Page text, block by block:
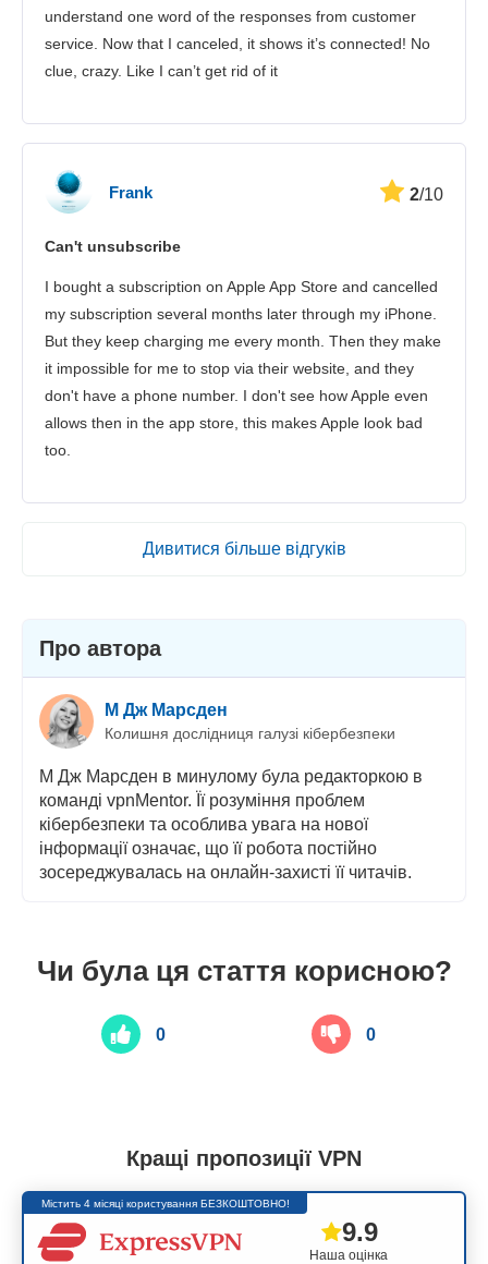
understand one word of the responses from customer
service. Now that I canceled, it shows it’s connected! No
clue, crazy. Like I can’t get rid of it
Frank 2/10
Can't unsubscribe
I bought a subscription on Apple App Store and cancelled
my subscription several months later through my iPhone.
But they keep charging me every month. Then they make
it impossible for me to stop via their website, and they
don't have a phone number. I don't see how Apple even
allows then in the app store, this makes Apple look bad
too.
Дивитися більше відгуків
Про автора
М Дж Марсден
Колишня дослідниця галузі кібербезпеки
М Дж Марсден в минулому була редакторкою в
команді vpnMentor. Її розуміння проблем
кібербезпеки та особлива увага на нової
інформації означає, що її робота постійно
зосереджувалась на онлайн-захисті її читачів.
Чи була ця стаття корисною?
0 0
Кращі пропозиції VPN
Містить 4 місяці користування БЕЗКОШТОВНО!
Наша оцінка
9.9